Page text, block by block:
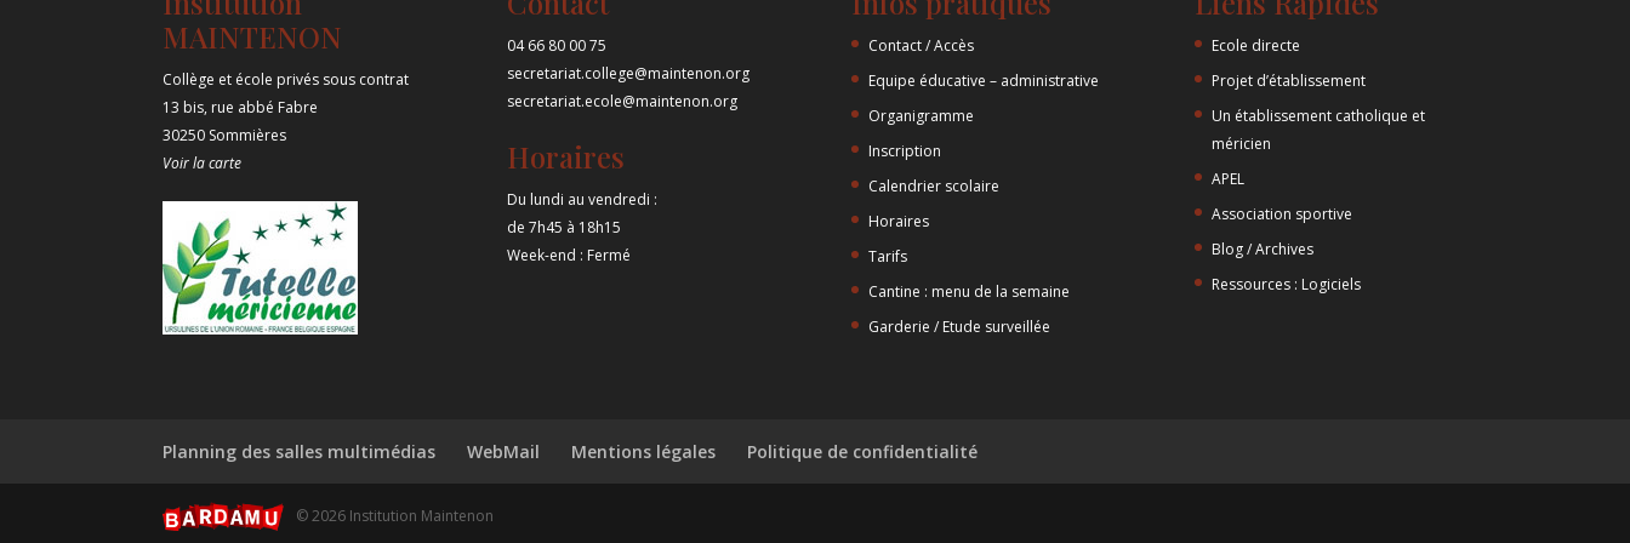
MAINTENON
Collège et école privés sous contrat
13 bis, rue abbé Fabre
30250 Sommières
Voir la carte
04 66 80 00 75
secretariat.college@maintenon.org
secretariat.ecole@maintenon.org
Horaires
Du lundi au vendredi :
de 7h45 à 18h15
Week-end : Fermé
Contact / Accès
Equipe éducative – administrative
Organigramme
Inscription
Calendrier scolaire
Horaires
Tarifs
Cantine : menu de la semaine
Garderie / Etude surveillée
Ecole directe
Projet d’établissement
Un établissement catholique et
méricien
APEL
Association sportive
Blog / Archives
Ressources : Logiciels
Planning des salles multimédias WebMail Mentions légales Politique de confidentialité
© 2026 Institution Maintenon